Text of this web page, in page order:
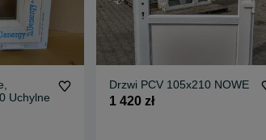
Uchylne
Drzwi PCV 105x210 NOWE
1 420 zł